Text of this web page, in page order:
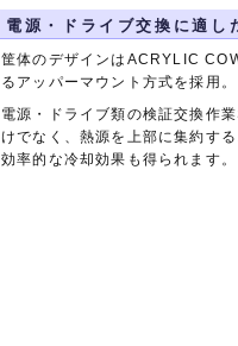
電源・ドライブ交換に適し
筐体のデザインはACRYLIC
るアッパーマウント方式を採用。
電源・ドライブ類の検証交換作
けでなく、熱源を上部に集約す
効率的な冷却効果も得られます。